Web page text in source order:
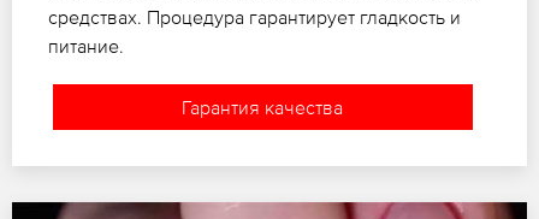
средствах. Процедура гарантирует гладкость и
питание.
Гарантия качества